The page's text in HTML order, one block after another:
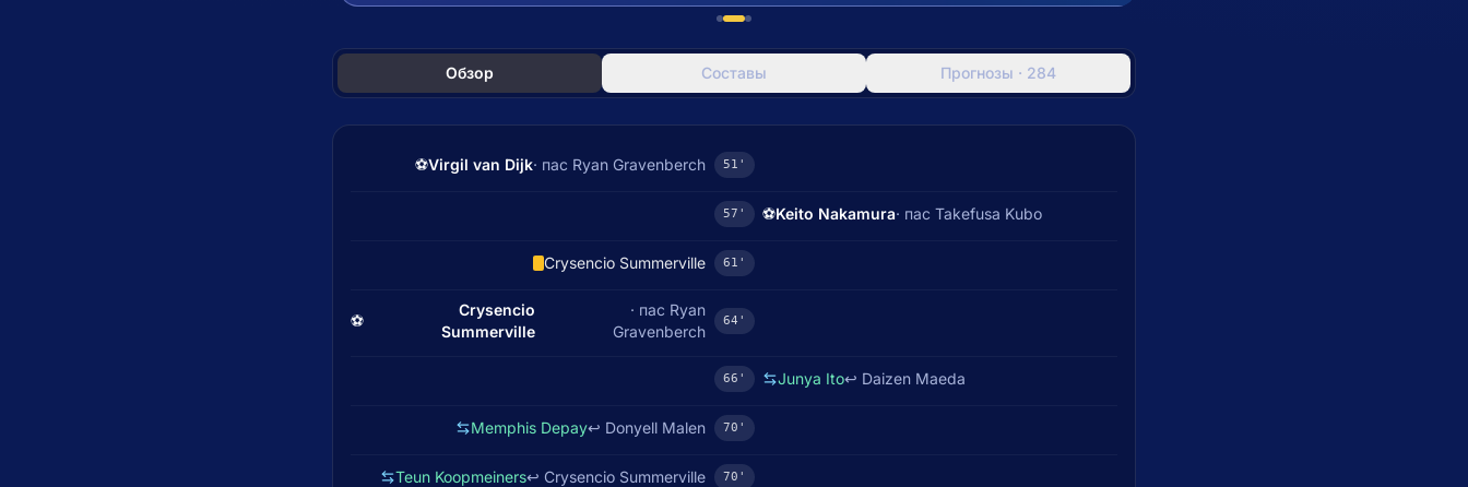
Обзор Составы Прогнозы · 284
⚽Virgil van Dijk· пас Ryan Gravenberch 51'
57' ⚽Keito Nakamura· пас Takefusa Kubo
Crysencio Summerville 61'
⚽
Crysencio
Summerville
· пас Ryan
Gravenberch
64'
66' Junya Ito↩ Daizen Maeda
Memphis Depay↩ Donyell Malen 70'
Teun Koopmeiners↩ Crysencio Summerville 70'